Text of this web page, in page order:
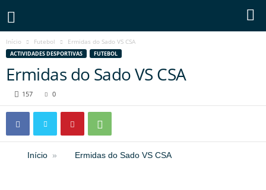
Início Futebol Ermidas do Sado VS CSA
ACTIVIDADES DESPORTIVAS FUTEBOL
Ermidas do Sado VS CSA
157 0
Início Ermidas do Sado VS CSA